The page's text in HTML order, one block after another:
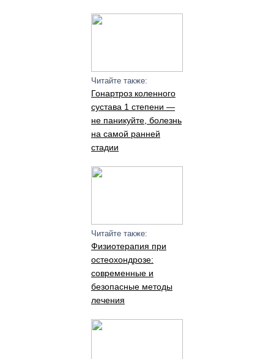
Читайте также:
Гонартроз коленного
сустава 1 степени —
не паникуйте, болезнь
на самой ранней
стадии
Читайте также:
Физиотерапия при
остеохондрозе:
современные и
безопасные методы
лечения